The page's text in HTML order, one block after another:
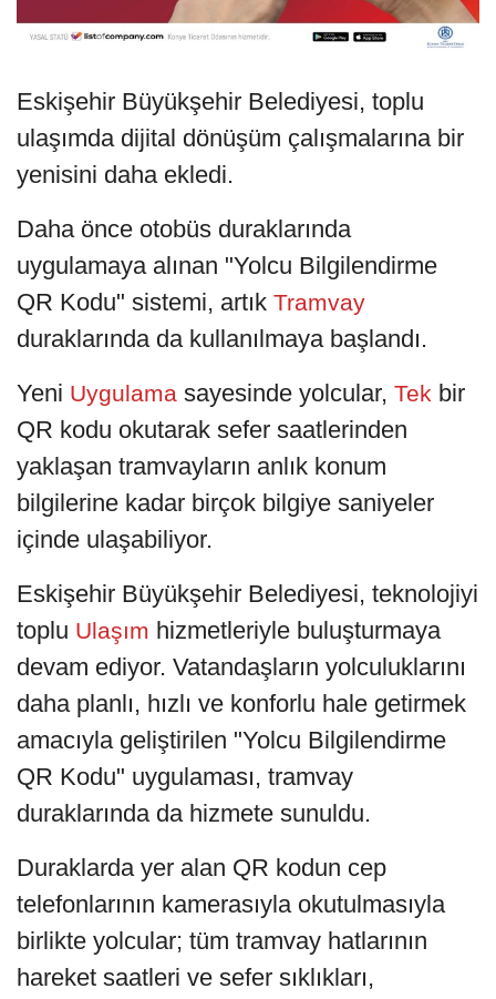
Eskişehir Büyükşehir Belediyesi, toplu
ulaşımda dijital dönüşüm çalışmalarına bir
yenisini daha ekledi.
Daha önce otobüs duraklarında
uygulamaya alınan "Yolcu Bilgilendirme
QR Kodu" sistemi, artık Tramvay
duraklarında da kullanılmaya başlandı.
Yeni Uygulama sayesinde yolcular, Tek bir
QR kodu okutarak sefer saatlerinden
yaklaşan tramvayların anlık konum
bilgilerine kadar birçok bilgiye saniyeler
içinde ulaşabiliyor.
Eskişehir Büyükşehir Belediyesi, teknolojiyi
toplu Ulaşım hizmetleriyle buluşturmaya
devam ediyor. Vatandaşların yolculuklarını
daha planlı, hızlı ve konforlu hale getirmek
amacıyla geliştirilen "Yolcu Bilgilendirme
QR Kodu" uygulaması, tramvay
duraklarında da hizmete sunuldu.
Duraklarda yer alan QR kodun cep
telefonlarının kamerasıyla okutulmasıyla
birlikte yolcular; tüm tramvay hatlarının
hareket saatleri ve sefer sıklıkları,